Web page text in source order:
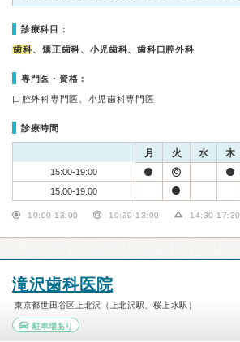
診療科目：
歯科、矯正歯科、小児歯科、歯科口腔外科
専門医・資格：
口腔外科専門医、小児歯科専門医
診療時間
月 火 水 木
15:00-19:00
15:00-19:00
10:00-13:00 10:30-13:00 14:30-17:30
滝沢歯科医院
東京都世田谷区上北沢（上北沢駅、桜上水駅）
駐車場あり